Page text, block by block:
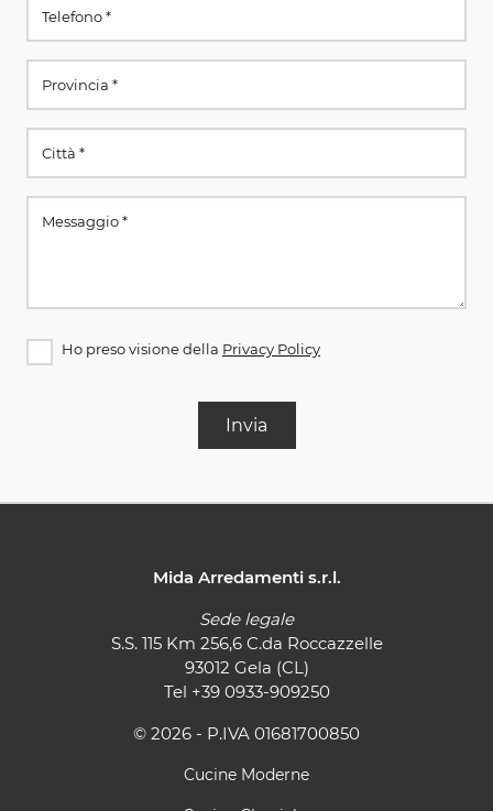
Ho preso visione della Privacy Policy
Invia
Mida Arredamenti s.r.l.
Sede legale
S.S. 115 Km 256,6 C.da Roccazzelle
93012 Gela (CL)
Tel +39 0933-909250
© 2026 - P.IVA 01681700850
Cucine Moderne